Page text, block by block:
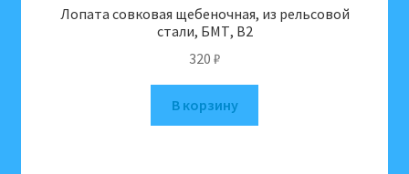
Лопата совковая щебеночная, из рельсовой
стали, БМТ, B2
320 ₽
В корзину